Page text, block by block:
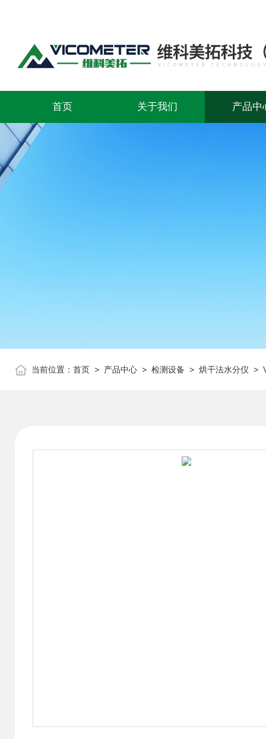
首页 关于我们 产品中
当前位置： 首页 > 产品中心 > 检测设备 > 烘干法水分仪 >